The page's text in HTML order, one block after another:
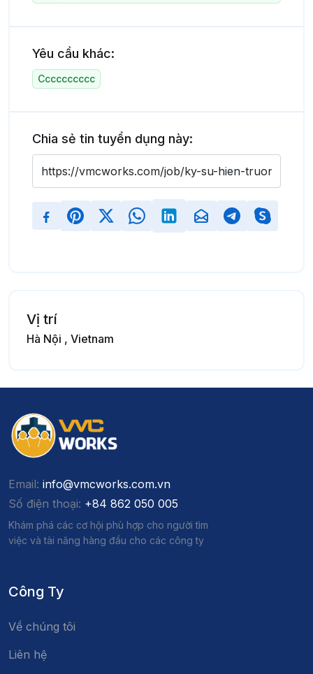
Yêu cầu khác:
Cccccccccc
Chia sẻ tin tuyển dụng này:
Vị trí
Hà Nội , Vietnam
Email: info@vmcworks.com.vn
Số điện thoại: +84 862 050 005
Khám phá các cơ hội phù hợp cho người tìm
việc và tài năng hàng đầu cho các công ty
Công Ty
Về chúng tôi
Liên hệ